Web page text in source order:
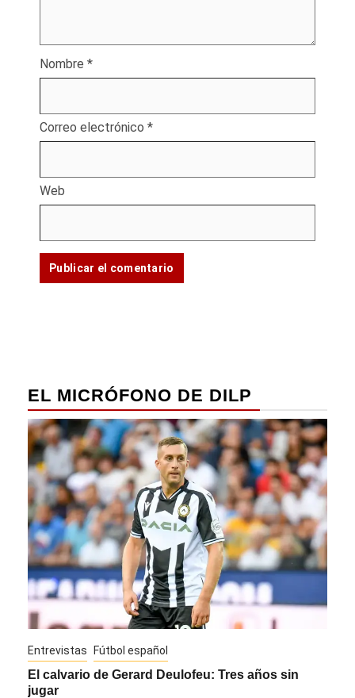
Nombre *
Correo electrónico *
Web
EL MICRÓFONO DE DILP
Entrevistas Fútbol español
El calvario de Gerard Deulofeu: Tres años sin
jugar